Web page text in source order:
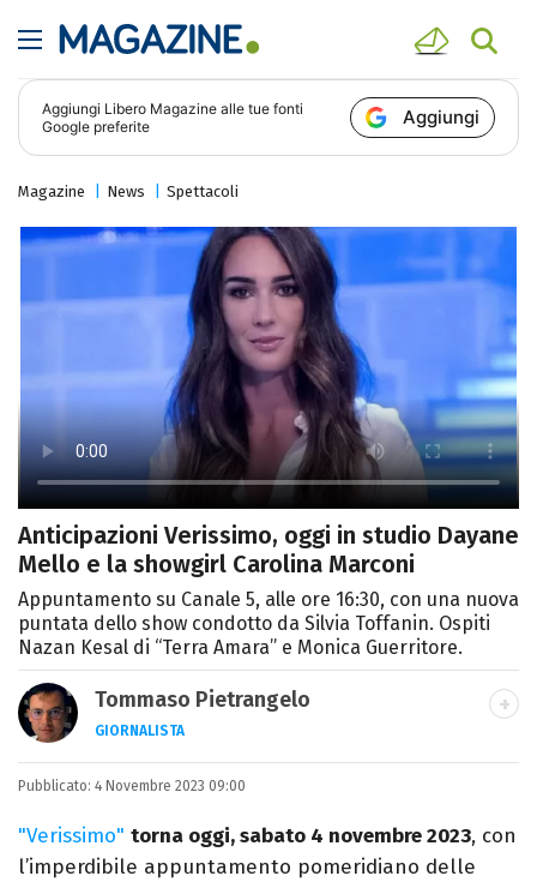
Aggiungi Libero Magazine alle tue fonti
Google preferite
Aggiungi
Magazine News Spettacoli
Anticipazioni Verissimo, oggi in studio Dayane
Mello e la showgirl Carolina Marconi
Appuntamento su Canale 5, alle ore 16:30, con una nuova
puntata dello show condotto da Silvia Toffanin. Ospiti
Nazan Kesal di “Terra Amara” e Monica Guerritore.
Tommaso Pietrangelo
GIORNALISTA
Autore, giornalista, cantautore. Laureato in
cinema, poesia e Shakespeare. Scrive
canzoni e ama i gatti.
Pubblicato: 4 Novembre 2023 09:00
"Verissimo" torna oggi, sabato 4 novembre 2023, con
l’imperdibile appuntamento pomeridiano delle